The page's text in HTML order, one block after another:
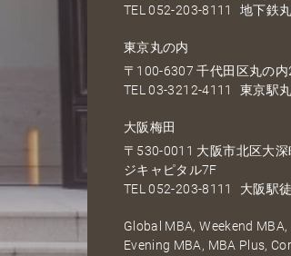
TEL052-203-8111 地下鉄
東京丸の内
〒100-6307 千代田区丸の
TEL03-3212-4111 東京駅
大阪梅田
〒530-0011 大阪市北区大
ジキャピタル7F
TEL052-203-8111 大阪駅
Global MBA, Weekend
Evening MBA, MBA Plus,